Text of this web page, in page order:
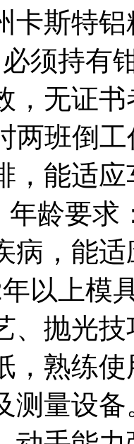
卡斯特
须持有
，无证
两班倒
，能适
年龄要求
病，能
以上模
、抛光
，熟练
测量设